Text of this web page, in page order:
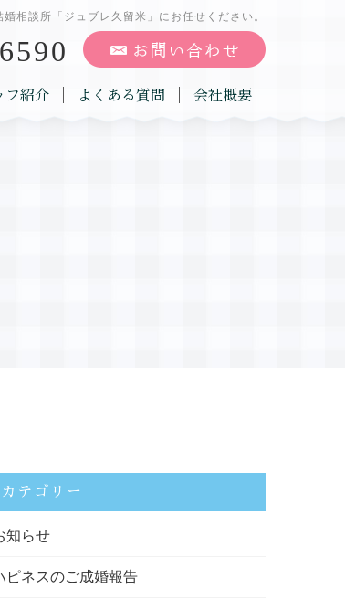
相談所「ジュブレ久留米」にお任せください。
フ紹介 よくある質問 会社概要
カテゴリー
知らせ
ピネスのご成婚報告